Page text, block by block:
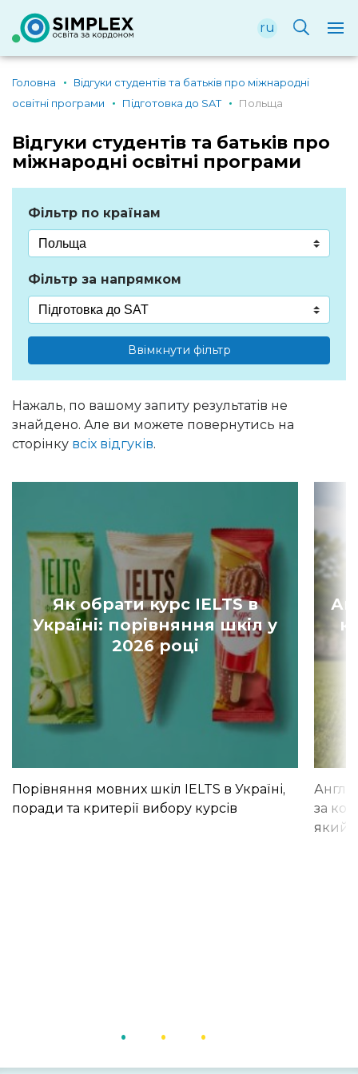
ru
Головна
Відгуки студентів та батьків про міжнародні
освітні програми
Підготовка до SAT Польща
Відгуки студентів та батьків про
міжнародні освітні програми
Фільтр по країнам
Фільтр за напрямком
Ввімкнути фільтр
Нажаль, по вашому запиту результатів не
знайдено. Але ви можете повернутись на
сторінку всіх відгуків.
Як обрати курс IELTS в
Україні: порівняння шкіл у
2026 році
Порівняння мовних шкіл IELTS в Україні,
поради та критерії вибору курсів
за
який